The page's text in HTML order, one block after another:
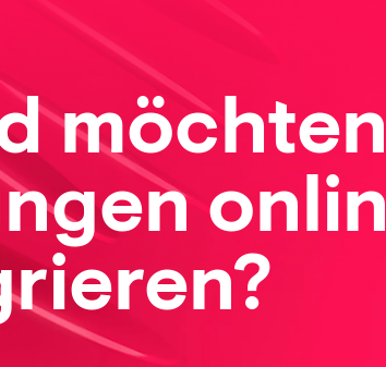
möchten